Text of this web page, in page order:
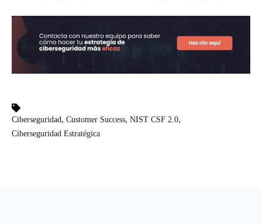
Ciberseguridad , Customer Success, NIST CSF 2.0,
Ciberseguridad Estratégica